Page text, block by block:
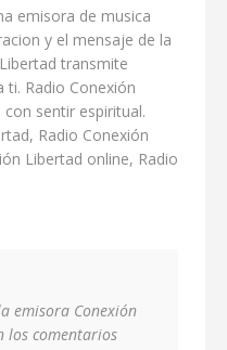
emisora de musica
y el mensaje de la
transmite
ti. Radio Conexión
sentir espiritual.
Radio Conexión
Libertad online, Radio
emisora Conexión
los comentarios